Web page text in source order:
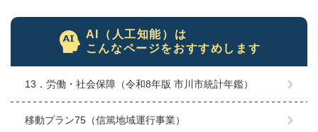
AI（人工知能）は
こんなページをおすすめします
13．労働・社会保障（令和8年版 市川市統計年鑑）
移動プラン75（信篤地域運行事業）